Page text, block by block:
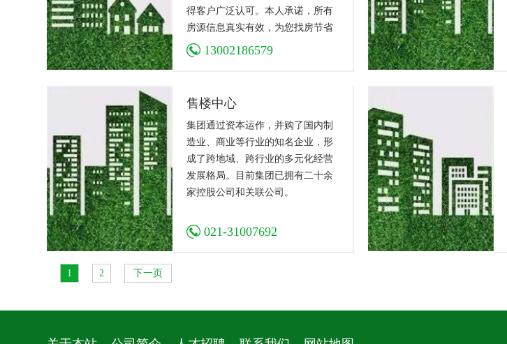
得客户广泛认可。本人承诺，所有
房源信息真实有效，为您找房节省
时间，寻求长期合作。诚信、专
13002186579
售楼中心
集团通过资本运作，并购了国内制
造业、商业等行业的知名企业，形
成了跨地域、跨行业的多元化经营
发展格局。目前集团已拥有二十余
家控股公司和关联公司。
021-31007692
1 2 下一页